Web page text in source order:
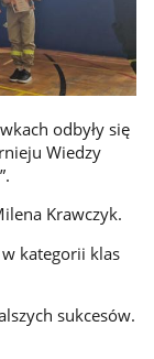
odbyły się
Wiedzy
Krawczyk.
w kategorii klas
sukcesów.